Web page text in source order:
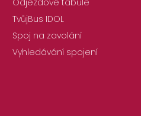
Odjezdové tabule
TvůjBus IDOL
Spoj na zavolání
Vyhledávání spojení